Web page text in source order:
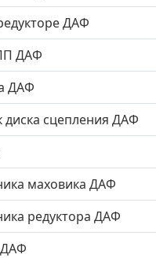
ДАФ
ДАФ
ДАФ
диска сцепления ДАФ
маховика ДАФ
редуктора ДАФ